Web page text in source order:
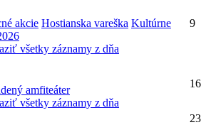
akcie Hostianska vareška Kultúrne
všetky záznamy z dňa
9
amfiteáter
všetky záznamy z dňa
16
23